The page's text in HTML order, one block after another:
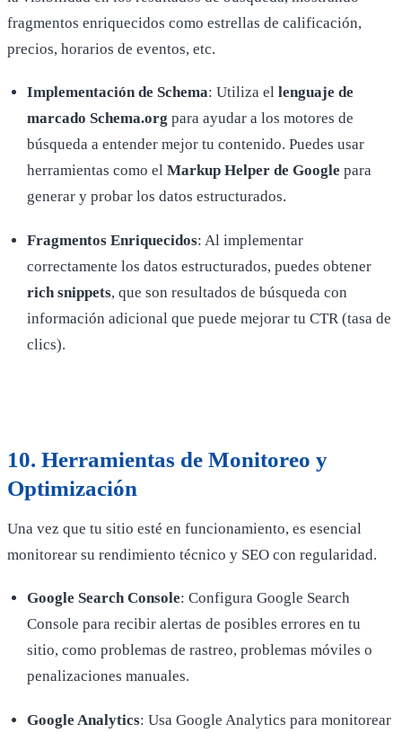
fragmentos enriquecidos como estrellas de calificación,
precios, horarios de eventos, etc.
Implementación de Schema: Utiliza ellenguaje de
marcado Schema.org para ayudar a los motores de
búsqueda a entender mejor tu contenido. Puedes usar
herramientas como elMarkup Helper de Google para
generar y probar los datos estructurados.
Fragmentos Enriquecidos: Al implementar
correctamente los datos estructurados, puedes obtener
rich snippets, que son resultados de búsqueda con
información adicional que puede mejorar tu CTR (tasa de
clics).
10. Herramientas de Monitoreo y
Optimización
Una vez que tu sitio esté en funcionamiento, es esencial
monitorear su rendimiento técnico y SEO con regularidad.
Google Search Console: Configura Google Search
Console para recibir alertas de posibles errores en tu
sitio, como problemas de rastreo, problemas móviles o
penalizaciones manuales.
Google Analytics: Usa Google Analytics para monitorear